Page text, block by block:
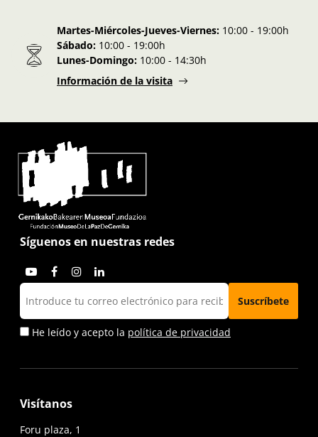
Martes-Miércoles-Jueves-Viernes: 10:00 - 19:00h
Sábado: 10:00 - 19:00h
Lunes-Domingo: 10:00 - 14:30h
Información de la visita
Síguenos en nuestras redes
He leído y acepto la política de privacidad
Visítanos
Foru plaza, 1